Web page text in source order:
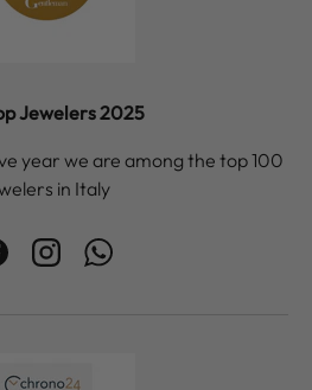
Jewelers 2025
year we are among the top 100
in Italy
InstagramWhatsApp